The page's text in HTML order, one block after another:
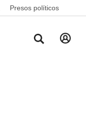
Presos políticos